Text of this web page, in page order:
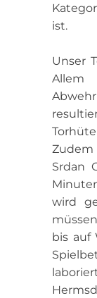
ist.
Unser
Srdan
wird
bis auf